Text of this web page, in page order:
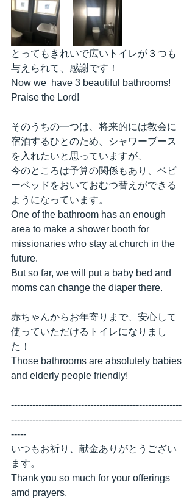
とってもきれいで広いトイレが３つも
与えられて、感謝です！
Now we  have 3 beautiful bathrooms!
Praise the Lord!
そのうちの一つは、将来的には教会に
宿泊するひとのため、シャワーブース
を入れたいと思っていますが、
今のところは予算の関係もあり、ベビ
ーベッドをおいておむつ替えができる
ようになっています。
One of the bathroom has an enough
area to make a shower booth for
missionaries who stay at church in the
future.
But so far, we will put a baby bed and
moms can change the diaper there.
赤ちゃんからお年寄りまで、安心して
使っていただけるトイレになりまし
た！
Those bathrooms are absolutely babies
and elderly people friendly!
--------------------------------------------------------
--------------------------------------------------------
-----
いつもお祈り、献金ありがとうござい
ます。
Thank you so much for your offerings
amd prayers.